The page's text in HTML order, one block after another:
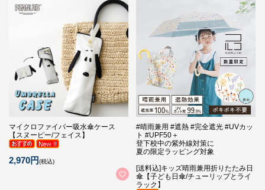
マイクロファイバー吸水傘ケース
【スヌーピー/フェイス】
2,970円(税込)
#晴雨兼用 #遮熱 #完全遮光 #UVカッ
ト #UPF50＋
登下校中の紫外線対策に
夏の限定ラッピング対象
[送料込]キッズ晴雨兼用折りたたみ日
傘【子ども日傘/チューリップとライ
ラック】